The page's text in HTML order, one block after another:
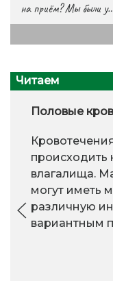
на приём? Мы были
Читаем
Половые
происходить
влагалища.
могут иметь
различную
вариантным